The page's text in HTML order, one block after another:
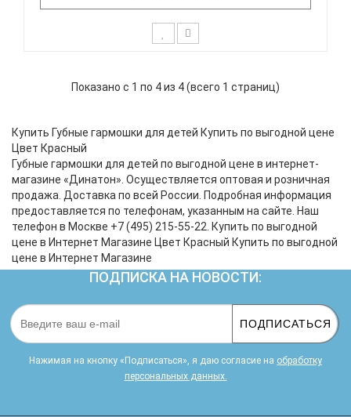
с демократичной ценой. Эти гармошки прекрасно
Диатоническая губная гармоника Строй: Richter
Показано с 1 по 4 из 4 (всего 1 страниц)
Купить Губные гармошки для детей Купить по выгодной цене
Цвет Красный
Губные гармошки для детей по выгодной цене в интернет-
магазине «Динатон». Осуществляется оптовая и розничная
продажа. Доставка по всей России. Подробная информация
предоставляется по телефонам, указанным на сайте. Наш
телефон в Москве +7 (495) 215-55-22. Купить по выгодной
цене в Интернет Магазине Цвет Красный Купить по выгодной
цене в Интернет Магазине
ПОДПИСКА НА НОВОСТИ:
ПОДПИСАТЬСЯ
Нажимая на кнопку «Подписаться», я даю cогласие на обработку
персональных данных.